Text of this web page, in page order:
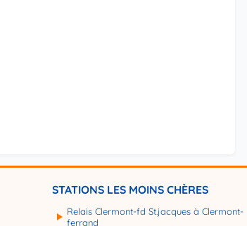
STATIONS LES MOINS CHÈRES
Relais Clermont-fd St.jacques à Clermont-
ferrand